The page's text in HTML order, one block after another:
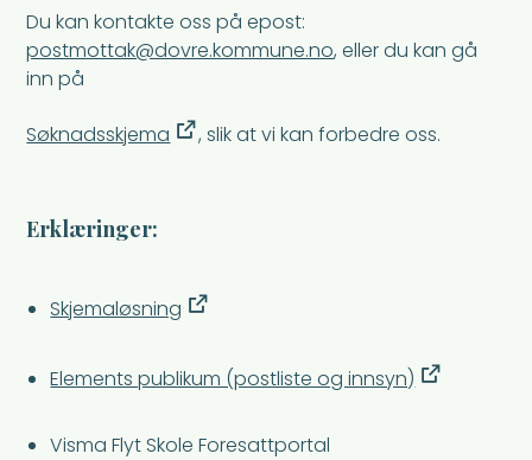
Du kan kontakte oss på epost:
postmottak@dovre.kommune.no, eller du kan gå
inn på
Søknadsskjema , slik at vi kan forbedre oss.
Erklæringer:
Skjemaløsning
Elements publikum (postliste og innsyn)
Visma Flyt Skole Foresattportal